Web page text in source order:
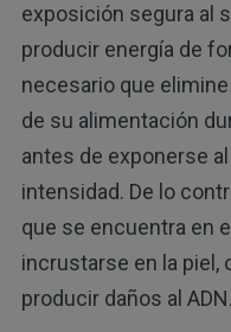
exposición segura al
producir energía de
necesario que
de su alimentación
antes de exponerse
intensidad. De lo
que se encuentra en
incrustarse en la piel,
producir daños al ADN.